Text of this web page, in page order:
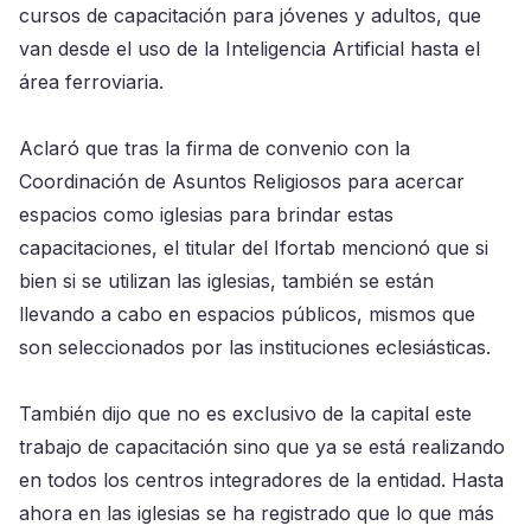
cursos de capacitación para jóvenes y adultos, que
van desde el uso de la Inteligencia Artificial hasta el
área ferroviaria.
Aclaró que tras la firma de convenio con la
Coordinación de Asuntos Religiosos para acercar
espacios como iglesias para brindar estas
capacitaciones, el titular del Ifortab mencionó que si
bien si se utilizan las iglesias, también se están
llevando a cabo en espacios públicos, mismos que
son seleccionados por las instituciones eclesiásticas.
También dijo que no es exclusivo de la capital este
trabajo de capacitación sino que ya se está realizando
en todos los centros integradores de la entidad. Hasta
ahora en las iglesias se ha registrado que lo que más